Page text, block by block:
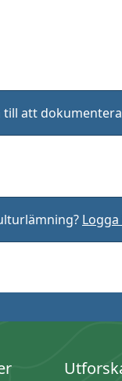
att
Logga